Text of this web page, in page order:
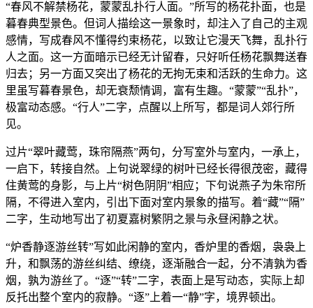
“春风不解禁杨花，蒙蒙乱扑行人面。”所写的杨花扑面，也是
暮春典型景色。但词人描绘这一景象时，却注入了自己的主观
感情，写成春风不懂得约束杨花，以致让它漫天飞舞，乱扑行
人之面。这一方面暗示已经无计留春，只好听任杨花飘舞送春
归去；另一方面又突出了杨花的无拘无束和活跃的生命力。这
里虽写暮春景色，却无衰颓情调，富有生趣。“蒙蒙”“乱扑”，
极富动态感。“行人”二字，点醒以上所写，都是词人郊行所
见。
过片“翠叶藏莺，珠帘隔燕”两句，分写室外与室内，一承上，
一启下，转接自然。上句说翠绿的树叶已经长得很茂密，藏得
住黄莺的身影，与上片“树色阴阴”相应；下句说燕子为朱帘所
隔，不得进入室内，引出下面对室内景象的描写。着“藏”“隔”
二字，生动地写出了初夏嘉树繁阴之景与永昼闲静之状。
“炉香静逐游丝转”写如此闲静的室内，香炉里的香烟，袅袅上
升，和飘荡的游丝纠结、缭绕，逐渐融合一起，分不清孰为香
烟，孰为游丝了。“逐”“转”二字，表面上是写动态，实际上却
反托出整个室内的寂静。“逐”上着一“静”字，境界顿出。